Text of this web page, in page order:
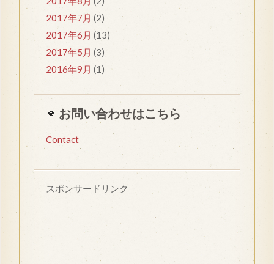
2017年7月 (2)
2017年6月 (13)
2017年5月 (3)
2016年9月 (1)
お問い合わせはこちら
Contact
スポンサードリンク